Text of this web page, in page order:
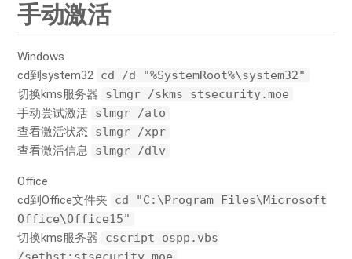
手动激活
Windows
cd到system32 cd /d "%SystemRoot%\system32"
切换kms服务器
slmgr /skms stsecurity.moe
手动尝试激活 slmgr /ato
查看激活状态
slmgr /xpr
查看激活信息
slmgr /dlv
Office
cd到Office文件夹
cd "C:\Program Files\Microsoft
Office\Office15"
切换kms服务器
cscript ospp.vbs